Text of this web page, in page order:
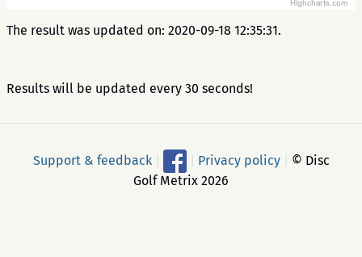
Highcharts.com
The result was updated on: 2020-09-18 12:35:31.
Results will be updated every 30 seconds!
Support & feedback Privacy policy
© Disc
Golf Metrix 2026